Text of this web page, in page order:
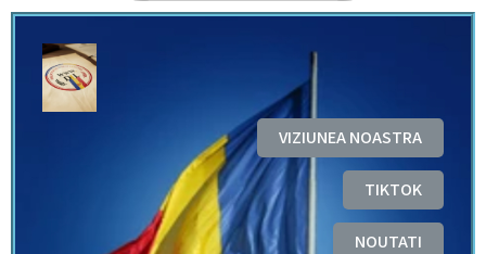
VIZIUNEA NOASTRA
TIKTOK
NOUTATI